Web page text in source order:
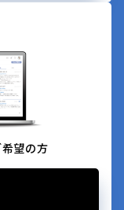
望の方